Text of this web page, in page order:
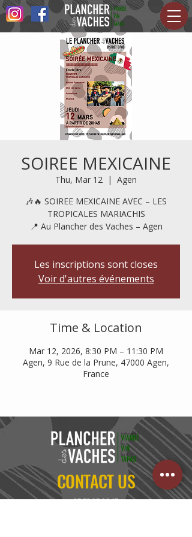
SOIREE MEXICAINE
Thu, Mar 12
  |
Agen
🎶🔥 SOIREE MEXICAINE AVEC – LES
TROPICALES MARIACHIS
📍 Au Plancher des Vaches – Agen
Les inscriptions sont closes
Voir d'autres événements
Time & Location
Mar 12, 2026, 8:30 PM – 11:30 PM
Agen, 9 Rue de la Prune, 47000 Agen,
France
CONTACT US
05 53 95 90 15